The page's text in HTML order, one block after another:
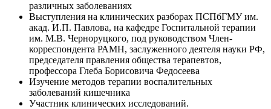
различных заболеваниях
Выступления на клинических разборах ПСПбГМУ им.
акад. И.П. Павлова, на кафедре Госпитальной терапии
им. М.В. Черноруцкого, под руководством Член-
корреспондента РАМН, заслуженного деятеля науки РФ,
председателя правления общества терапевтов,
профессора Глеба Борисовича Федосеева
Изучение методов терапии воспалительных
заболеваний кишечника
Участник клинических исследований.